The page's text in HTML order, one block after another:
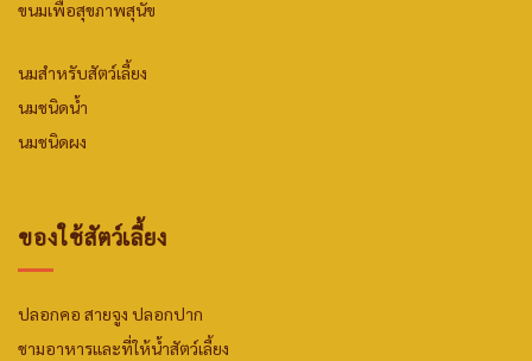
ขนมเพื่อสุขภาพสุนัข
นมสำหรับสัตว์เลี้ยง
นมชนิดน้ำ
นมชนิดผง
ของใช้สัตว์เลี้ยง
ปลอกคอ สายจูง ปลอกปาก
ชามอาหารและที่ให้น้ำสัตว์เลี้ยง